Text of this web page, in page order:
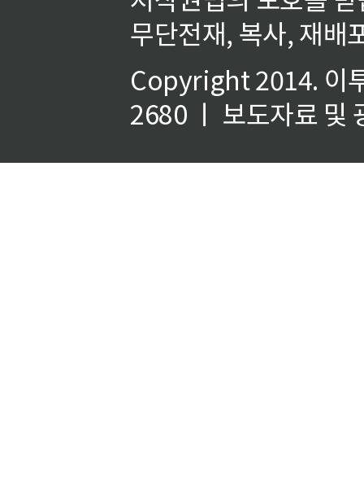
무단전재, 복사, 재배
Copyright 2014. 이
2680 ㅣ 보도자료